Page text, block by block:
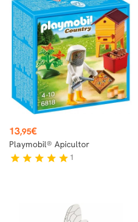
Preço
13,95€
Playmobil® Apicultor
star star star star star 1